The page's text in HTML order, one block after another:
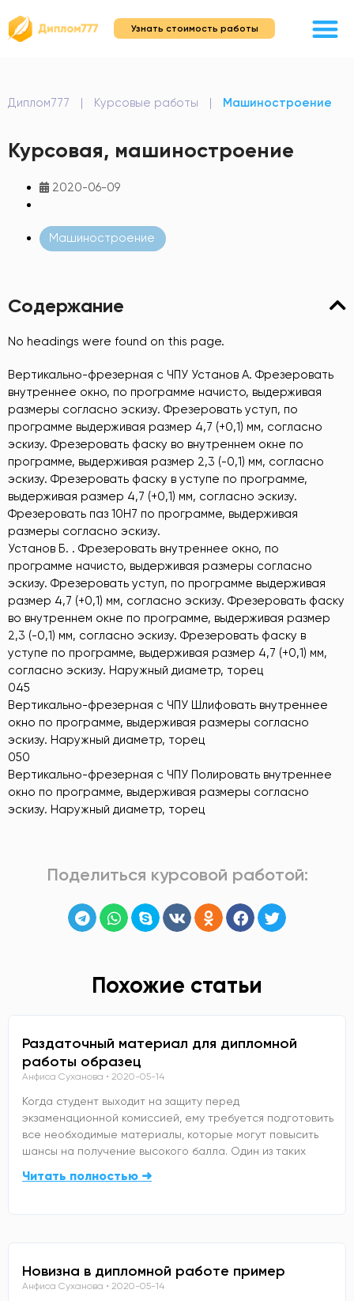
Узнать стоимость работы
Диплом777 | Курсовые работы | Машиностроение
Курсовая, машиностроение
2020-06-09
Машиностроение
Содержание
No headings were found on this page.
Вертикально-фрезерная с ЧПУ Установ А. Фрезеровать
внутреннее окно, по программе начисто, выдерживая
размеры согласно эскизу. Фрезеровать уступ, по
программе выдерживая размер 4,7 (+0,1) мм, согласно
эскизу. Фрезеровать фаску во внутреннем окне по
программе, выдерживая размер 2,3 (-0,1) мм, согласно
эскизу. Фрезеровать фаску в уступе по программе,
выдерживая размер 4,7 (+0,1) мм, согласно эскизу.
Фрезеровать паз 10Н7 по программе, выдерживая
размеры согласно эскизу.
Установ Б. . Фрезеровать внутреннее окно, по
программе начисто, выдерживая размеры согласно
эскизу. Фрезеровать уступ, по программе выдерживая
размер 4,7 (+0,1) мм, согласно эскизу. Фрезеровать фаску
во внутреннем окне по программе, выдерживая размер
2,3 (-0,1) мм, согласно эскизу. Фрезеровать фаску в
уступе по программе, выдерживая размер 4,7 (+0,1) мм,
согласно эскизу. Наружный диаметр, торец
045
Вертикально-фрезерная с ЧПУ Шлифовать внутреннее
окно по программе, выдерживая размеры согласно
эскизу. Наружный диаметр, торец
050
Вертикально-фрезерная с ЧПУ Полировать внутреннее
окно по программе, выдерживая размеры согласно
эскизу. Наружный диаметр, торец
Поделиться курсовой работой:
Похожие статьи
Раздаточный материал для дипломной
работы образец
Анфиса Суханова 2020-05-14
Когда студент выходит на защиту перед
экзаменационной комиссией, ему требуется подготовить
все необходимые материалы, которые могут повысить
шансы на получение высокого балла. Один из таких
Читать полностью ➜
Новизна в дипломной работе пример
Анфиса Суханова 2020-05-14